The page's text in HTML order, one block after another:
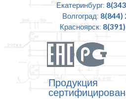
Екатеринбург:
Волгоград: 8(844)
Красноярск:
Продукция